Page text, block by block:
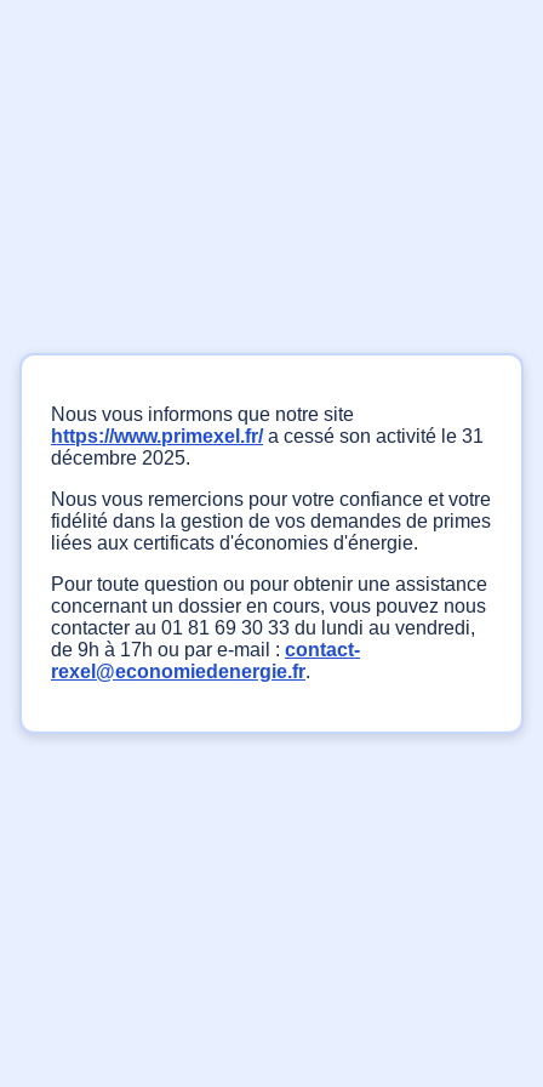
Nous vous informons que notre site
https://www.primexel.fr/a cessé son activité le 31
décembre 2025.
Nous vous remercions pour votre confiance et votre
fidélité dans la gestion de vos demandes de primes
liées aux certificats d'économies d'énergie.
Pour toute question ou pour obtenir une assistance
concernant un dossier en cours, vous pouvez nous
contacter au 01 81 69 30 33 du lundi au vendredi,
de 9h à 17h ou par e-mail : contact-
rexel@economiedenergie.fr.